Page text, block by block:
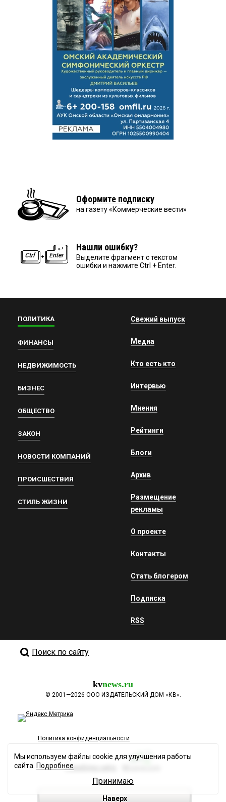
Оформите подписку
на газету «Коммерческие вести»
Нашли ошибку?
Выделите фрагмент с текстом
ошибки и нажмите Ctrl + Enter.
ПОЛИТИКА
ФИНАНСЫ
НЕДВИЖИМОСТЬ
БИЗНЕС
ОБЩЕСТВО
ЗАКОН
НОВОСТИ КОМПАНИЙ
ПРОИСШЕСТВИЯ
СТИЛЬ ЖИЗНИ
Свежий выпуск
Медиа
Кто есть кто
Интервью
Мнения
Рейтинги
Блоги
Архив
Размещение
рекламы
О проекте
Контакты
Стать блогером
Подписка
RSS
Поиск по сайту
kvnews.ru
© 2001—2026 ООО ИЗДАТЕЛЬСКИЙ ДОМ «КВ».
Политика конфиденциальности
Разработка сайта
Наверх
Мы используем файлы cookie для улучшения работы
сайта. Подробнее
Принимаю